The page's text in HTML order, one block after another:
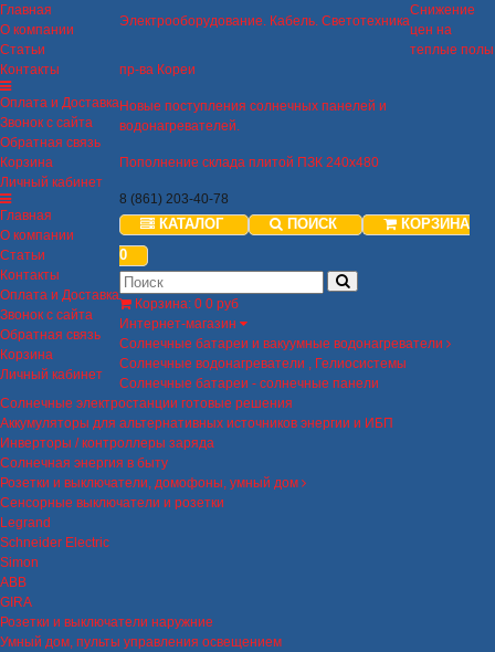
Главная
О компании
Статьи
Контакты
Оплата и Доставка
Звонок с сайта
Обратная связь
Корзина
Личный кабинет
Главная
О компании
Статьи
Контакты
Оплата и Доставка
Звонок с сайта
Обратная связь
Корзина
Личный кабинет
Электрооборудование. Кабель. Светотехника
Снижение
цен на
теплые полы
пр-ва Кореи
Новые поступления солнечных панелей и
водонагревателей.
Пополнение склада плитой ПЗК 240х480
8 (861) 203-40-78
КАТАЛОГ ПОИСК
КОРЗИНА
0
Корзина: 0 0 руб
Интернет-магазин
Солнечные батареи и вакуумные водонагреватели
Солнечные водонагреватели , Гелиосистемы
Солнечные батареи - солнечные панели
Солнечные электростанции готовые решения
Аккумуляторы для альтернативных источников энергии и ИБП
Инверторы / контроллеры заряда
Солнечная энергия в быту
Розетки и выключатели, домофоны, умный дом
Сенсорные выключатели и розетки
Legrand
Schneider Electric
Simon
ABB
GIRA
Розетки и выключатели наружние
Умный дом, пульты управления освещением